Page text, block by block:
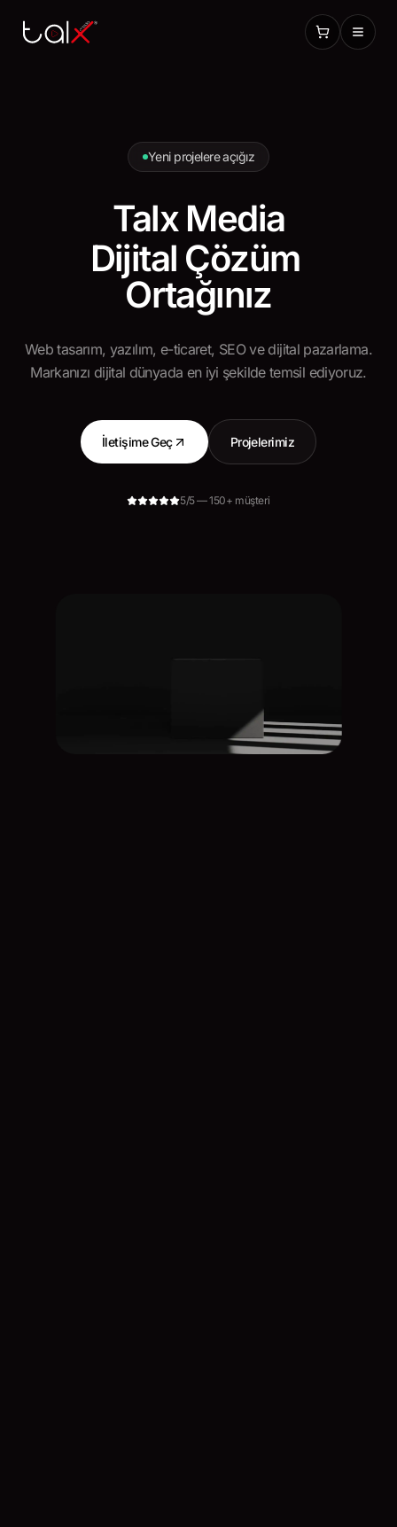
Yeni projelere açığız
Talx Media
Dijital Çözüm
Ortağınız
Web tasarım, yazılım, e-ticaret, SEO ve dijital pazarlama.
Markanızı dijital dünyada en iyi şekilde temsil ediyoruz.
İletişime Geç Projelerimiz
5/5 — 150+ müşteri